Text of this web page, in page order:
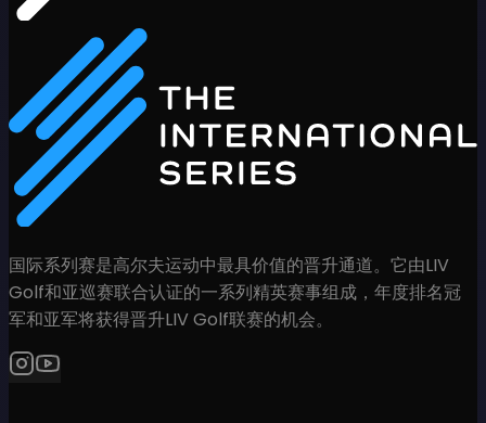
国际系列赛是高尔夫运动中最具价值的晋升通道。它由LIV
Golf和亚巡赛联合认证的一系列精英赛事组成，年度排名冠
军和亚军将获得晋升LIV Golf联赛的机会。